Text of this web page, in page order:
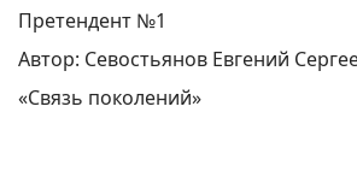
Претендент №1
Автор: Севостьянов Евгений
«Связь поколений»